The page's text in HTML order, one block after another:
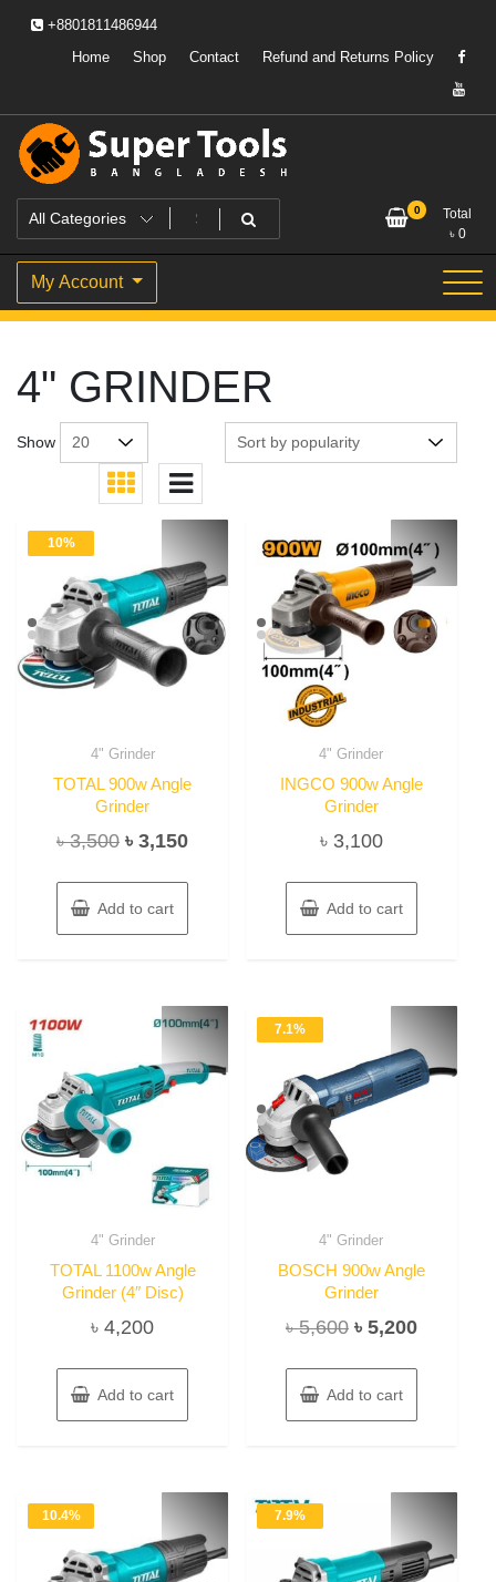
+8801811486944
Home
Shop Contact Refund and Returns Policy
Super Tools Bangladesh
Powering Professionals. Building Bangladesh.
0
Total
৳ 0
My Account
4" GRINDER
Show
10%
4" Grinder
TOTAL 900w Angle
Grinder
৳3,500 Original
was:
৳ 3,500.
৳3,150Current
৳ 3,150.
Add to cart
4" Grinder
INGCO 900w Angle
Grinder
৳ 3,100
Add to cart
4" Grinder
TOTAL 1100w Angle
Grinder (4″ Disc)
৳4,200
Add to cart
7.1%
4" Grinder
BOSCH 900w Angle
Grinder
৳5,600 Original
was:
৳ 5,600.
৳ 5,200Current
৳ 5,200.
Add to cart
10.4% 7.9%